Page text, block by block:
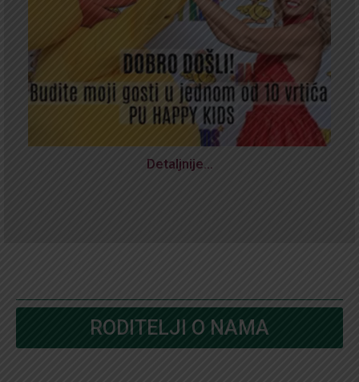
Detaljnije…
RODITELJI O NAMA